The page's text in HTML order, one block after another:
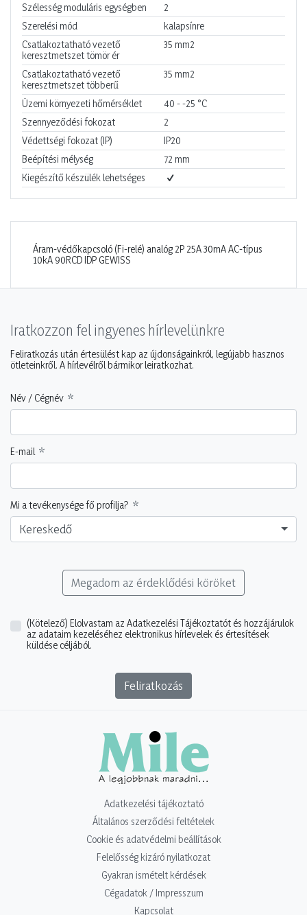
Szélesség moduláris egységben
2
Szerelési mód
kalapsínre
Csatlakoztatható vezető
keresztmetszet tömör ér
35 mm2
Csatlakoztatható vezető
keresztmetszet többerű
35 mm2
Üzemi környezeti hőmérséklet 40 - -25 °C
Szennyeződési fokozat
2
Védettségi fokozat (IP)
IP20
Beépítési mélység
72 mm
Kiegészítő készülék lehetséges
Áram-védőkapcsoló (Fi-relé) analóg 2P 25A 30mA AC-típus
10kA 90RCD IDP GEWISS
Iratkozzon fel ingyenes hírlevelünkre
Feliratkozás után értesülést kap az újdonságainkról, legújabb hasznos
ötleteinkről. A hírlevélről bármikor leiratkozhat.
Név / Cégnév
E-mail
Mi a tevékenysége fő profilja?
Kereskedő
Megadom az érdeklődési köröket
(Kötelező) Elolvastam az Adatkezelési Tájékoztatót és hozzájárulok
az adataim kezeléséhez elektronikus hírlevelek és értesítések
küldése céljából.
Feliratkozás
Adatkezelési tájékoztató
Általános szerződési feltételek
Cookie és adatvédelmi beállítások
Felelősség kizáró nyilatkozat
Gyakran ismételt kérdések
Cégadatok / Impresszum
Kapcsolat